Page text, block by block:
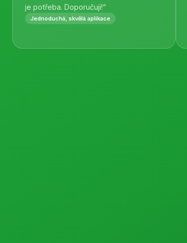
je potřeba. Doporučuji!“
Jednoduchá, skvělá aplikace